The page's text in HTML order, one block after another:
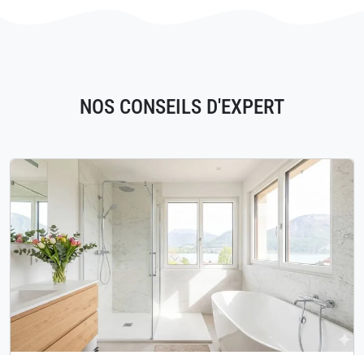
NOS CONSEILS D'EXPERT